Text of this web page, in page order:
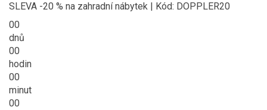
SLEVA -20 % na zahradní nábytek | Kód: DOPPLER20
00
dnů
00
hodin
00
minut
00